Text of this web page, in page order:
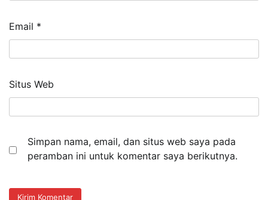
Email *
Situs Web
Simpan nama, email, dan situs web saya pada
peramban ini untuk komentar saya berikutnya.